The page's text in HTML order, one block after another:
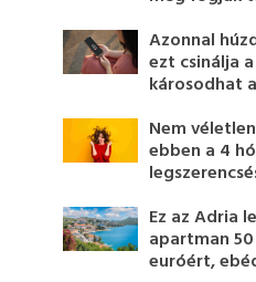
Azonnal
ezt csinálja
károsodhat
Nem
ebben a 4
Ez az Adria
apartman
euróért,